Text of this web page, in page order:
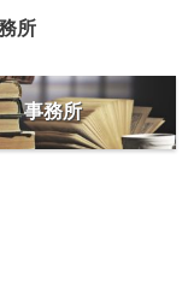
所
事務所